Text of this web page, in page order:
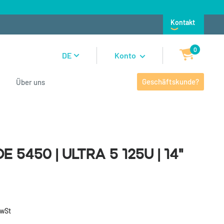
Kontakt
DE Konto
0
Über uns Geschäftskunde?
5450 | Ultra 5 125U | 14"